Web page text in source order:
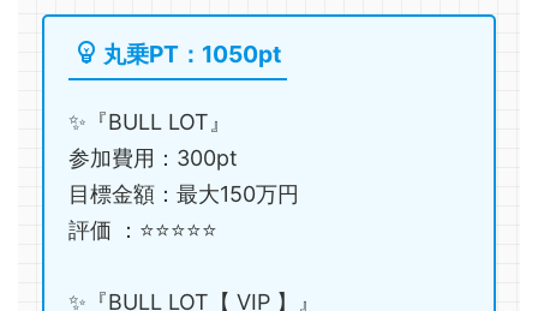
丸乗PT：1050pt
✨『BULL LOT』
参加費用：300pt
目標金額：最大150万円
評価 ：⭐️⭐️⭐️⭐️⭐️
✨『BULL LOT【 VIP 】』